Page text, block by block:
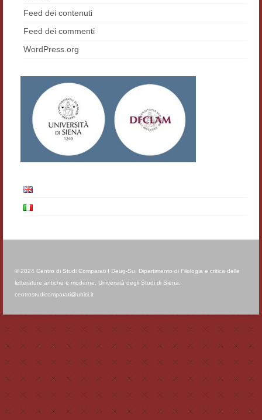
Feed dei contenuti
Feed dei commenti
WordPress.org
© 2024 Centro di Studi Comparati I Deug-Su, Dipartimento di Filologia e critica delle
letterature antiche e moderne, Università degli Studi di Siena,
centrostudicomparati@unisi.it